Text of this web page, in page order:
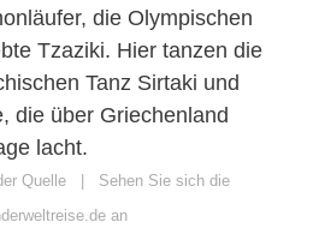
die Olympischen
Tzaziki. Hier tanzen die
Tanz Sirtaki und
die über Griechenland
lacht.
Quelle
Sehen Sie sich die
an